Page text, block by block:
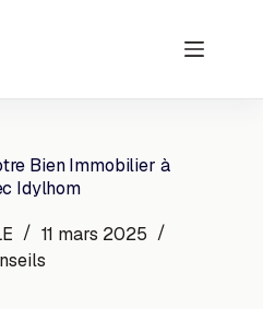
Bien Immobilier à
Idylhom
11 mars 2025